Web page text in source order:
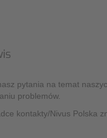
pytania na temat
problemów.
kontakty/Nivus Polska